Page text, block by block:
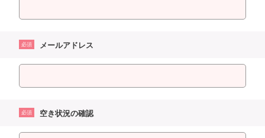
必須 メールアドレス
必須 空き状況の確認